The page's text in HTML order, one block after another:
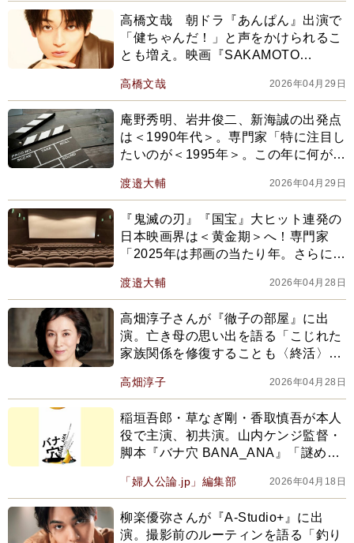
高橋文哉 朝ドラ『あんぱん』出演で
「健ちゃんだ！」と声をかけられるこ
とも増え。映画『SAKAMOTO
戦
高橋文哉 2026年04月29日
庵野秀明、岩井俊二、新海誠の出発点
は＜1990年代＞。専門家「特に注目し
たいのが＜1995年＞。この年に何が起
渡邉大輔 2026年04月29日
『鬼滅の刃』『国宝』大ヒット連発の
日本映画界は＜黄金期＞へ！専門家
「2025年は邦画の当たり年。さらに近
渡邉大輔 2026年04月28日
高畑淳子さんが『徹子の部屋』に出
演。亡き母の思い出を語る「こじれた
家族関係を修復することも〈終活〉の
高畑淳子 2026年04月28日
稲垣吾郎・草なぎ剛・香取慎吾が本人
役で主演、初共演。山内ケンジ監督・
脚本『バナ穴 BANA_ANA』「謎めき
弾
「婦人公論.jp」編集部 2026年04月18日
柳楽優弥さんが『A-Studio+』に出
演。撮影前のルーティンを語る「釣り